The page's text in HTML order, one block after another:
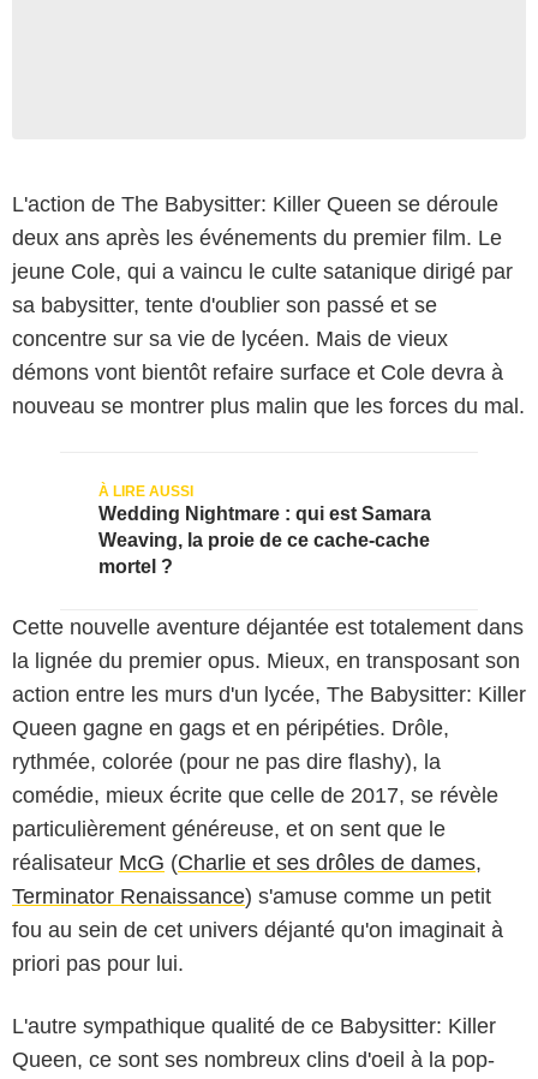
L'action de The Babysitter: Killer Queen se déroule
deux ans après les événements du premier film. Le
jeune Cole, qui a vaincu le culte satanique dirigé par
sa babysitter, tente d'oublier son passé et se
concentre sur sa vie de lycéen. Mais de vieux
démons vont bientôt refaire surface et Cole devra à
nouveau se montrer plus malin que les forces du mal.
Wedding Nightmare : qui est Samara
Weaving, la proie de ce cache-cache
mortel ?
Cette nouvelle aventure déjantée est totalement dans
la lignée du premier opus. Mieux, en transposant son
action entre les murs d'un lycée, The Babysitter: Killer
Queen gagne en gags et en péripéties. Drôle,
rythmée, colorée (pour ne pas dire flashy), la
comédie, mieux écrite que celle de 2017, se révèle
particulièrement généreuse, et on sent que le
réalisateur McG (Charlie et ses drôles de dames,
Terminator Renaissance) s'amuse comme un petit
fou au sein de cet univers déjanté qu'on imaginait à
priori pas pour lui.
L'autre sympathique qualité de ce Babysitter: Killer
Queen, ce sont ses nombreux clins d'oeil à la pop-